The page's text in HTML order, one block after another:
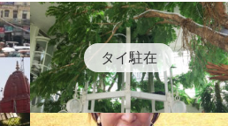
タイ駐在